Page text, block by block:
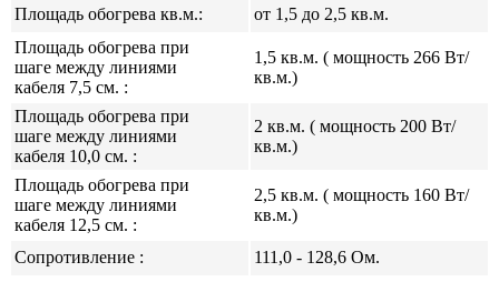
Площадь обогрева кв.м.: от 1 ,5 до 2,5 кв.м.
Площадь обогрева при
шаге между линиями
кабеля 7,5 см. :
1,5 кв.м. ( мощность 266 Вт/
кв.м.)
Площадь обогрева при
шаге между линиями
кабеля 10,0 см. :
2 кв.м. ( мощность 200 Вт/
кв.м.)
Площадь обогрева при
шаге между линиями
кабеля 12,5 см. :
2,5 кв.м. ( мощность 160 Вт/
кв.м.)
Сопротивление : 111,0 - 128,6 Ом.